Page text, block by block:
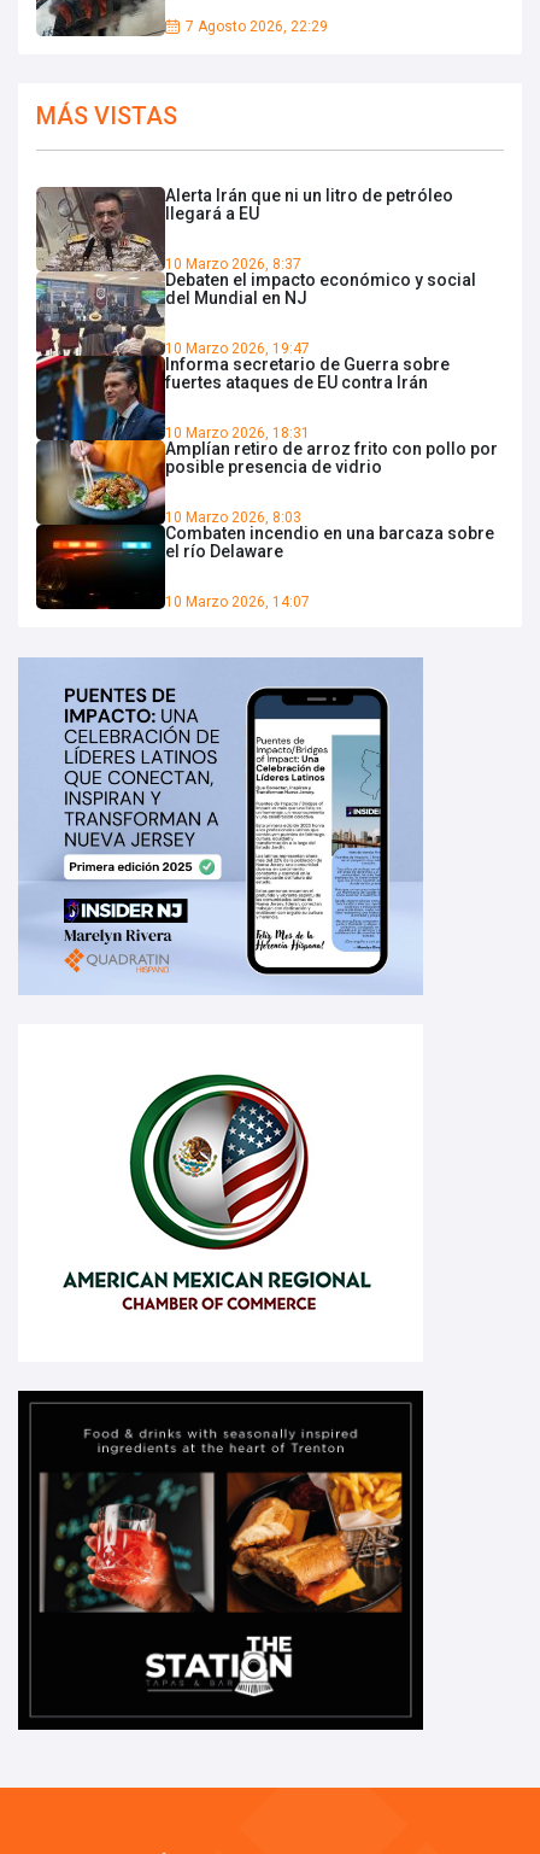
7 Agosto 2026, 22:29
MÁS VISTAS
Alerta Irán que ni un litro de petróleo
llegará a EU
10 Marzo 2026, 8:37
Debaten el impacto económico y social
del Mundial en NJ
10 Marzo 2026, 19:47
Informa secretario de Guerra sobre
fuertes ataques de EU contra Irán
10 Marzo 2026, 18:31
Amplían retiro de arroz frito con pollo por
posible presencia de vidrio
10 Marzo 2026, 8:03
Combaten incendio en una barcaza sobre
el río Delaware
10 Marzo 2026, 14:07